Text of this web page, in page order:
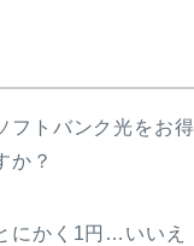
フトバンク光をお
か？
にかく1円…いいえ